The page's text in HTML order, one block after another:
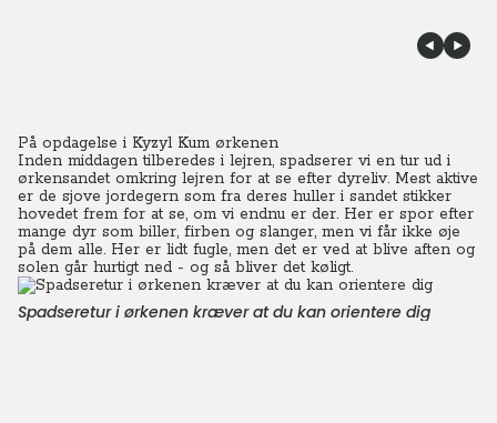
På opdagelse i Kyzyl Kum ørkenen
Inden middagen tilberedes i lejren, spadserer vi en tur ud i
ørkensandet omkring lejren for at se efter dyreliv. Mest aktive
er de sjove jordegern som fra deres huller i sandet stikker
hovedet frem for at se, om vi endnu er der. Her er spor efter
mange dyr som biller, firben og slanger, men vi får ikke øje
på dem alle. Her er lidt fugle, men det er ved at blive aften og
solen går hurtigt ned - og så bliver det køligt.
Spadseretur i ørkenen kræver at du kan orientere dig